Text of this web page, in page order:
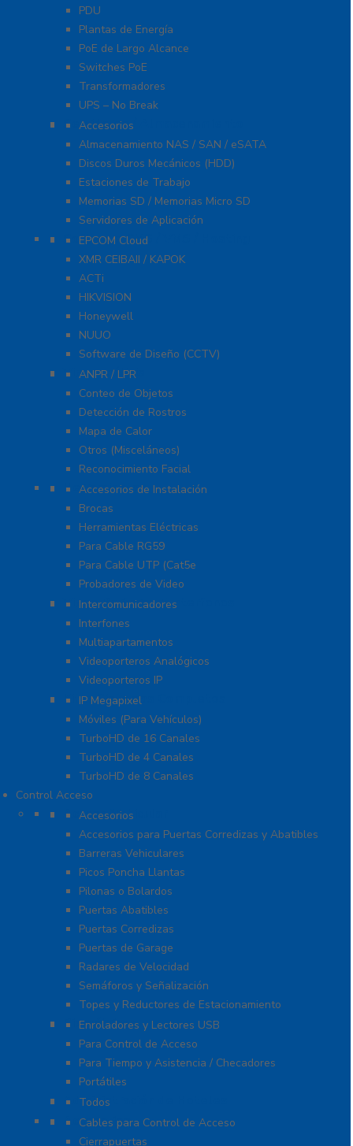
PDU
Plantas de Energía
PoE de Largo Alcance
Switches PoE
Transformadores
UPS – No Break
Servidores / Almacenamiento
Accesorios
Almacenamiento NAS / SAN / eSATA
Discos Duros Mecánicos (HDD)
Estaciones de Trabajo
Memorias SD / Memorias Micro SD
Servidores de Aplicación
Software CMS / VMS / Hosting
EPCOM Cloud
XMR CEIBAII / KAPOK
ACTi
HIKVISION
Honeywell
NUUO
Software de Diseño (CCTV)
Videoanálisis
ANPR / LPR
Conteo de Objetos
Detección de Rostros
Mapa de Calor
Otros (Misceláneos)
Reconocimiento Facial
Herramientas
Accesorios de Instalación
Brocas
Herramientas Eléctricas
Para Cable RG59
Para Cable UTP (Cat5e
Probadores de Video
Video Porteros E Interfonos
Intercomunicadores
Interfones
Multiapartamentos
Videoporteros Analógicos
Videoporteros IP
Kits- Sistemas Completos
IP Megapixel
Móviles (Para Vehículos)
TurboHD de 16 Canales
TurboHD de 4 Canales
TurboHD de 8 Canales
Control Acceso
Acceso Vehicular
Accesorios
Accesorios para Puertas Corredizas y Abatibles
Barreras Vehiculares
Picos Poncha Llantas
Pilonas o Bolardos
Puertas Abatibles
Puertas Corredizas
Puertas de Garage
Radares de Velocidad
Semáforos y Señalización
Topes y Reductores de Estacionamiento
Biométricos
Enroladores y Lectores USB
Para Control de Acceso
Para Tiempo y Asistencia / Checadores
Portátiles
Administración de Hoteles
Todos
Accesorios
Cables para Control de Acceso
Cierrapuertas